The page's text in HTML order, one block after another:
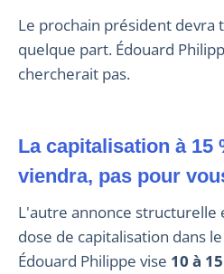
Le prochain président devra
quelque part. Édouard
chercherait pas.
La capitalisation à 15
viendra, pas pour
L'autre annonce structurelle est l'introduction d'une
dose de capitalisation dans
Édouard Philippe vise 10 à